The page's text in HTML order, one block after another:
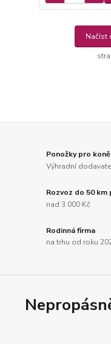
Načíst
Ponožky pro
Výhradní
Rozvoz do 50 km
nad 3 000 Kč
Rodinná firma
na trhu od roku